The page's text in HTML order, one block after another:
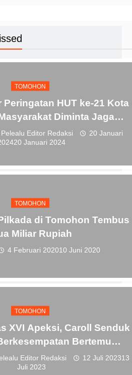
TOMOHON
HUT ke-21 Kota
Diminta Jaga
Bersama
Editor Redaksi
20 Januari
20 Januari 2024
TOMOHON
di Tomohon Tembus
Miliar Rupiah
4 Februari 202010 Juni 2020
TOMOHON
XVI Apeksi, Caroll Senduk
Bertemu
pemimpin Hebat
Editor Redaksi 12 Juli 202313
Juli 2023